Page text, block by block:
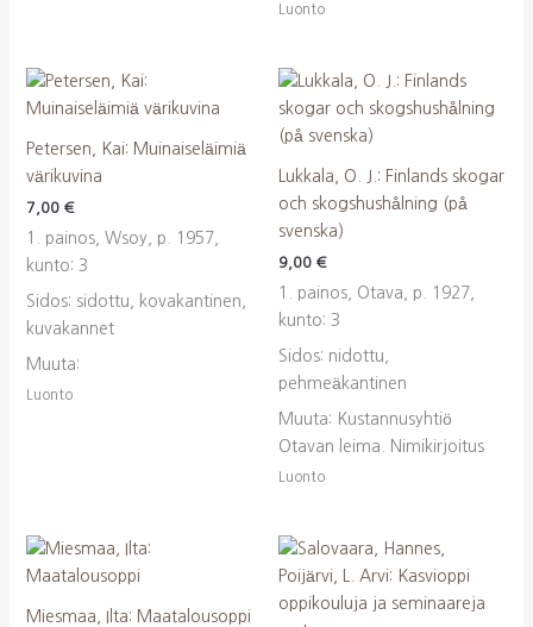
Luonto
Petersen, Kai: Muinaiseläimiä
värikuvina
7,00 €
1. painos, Wsoy, p. 1957,
kunto: 3
Sidos: sidottu, kovakantinen,
kuvakannet
Muuta:
Luonto
Lukkala, O. J.: Finlands skogar
och skogshushålning (på
svenska)
9,00 €
1. painos, Otava, p. 1927,
kunto: 3
Sidos: nidottu,
pehmeäkantinen
Muuta: Kustannusyhtiö
Otavan leima. Nimikirjoitus
Luonto
Miesmaa, Ilta: Maatalousoppi